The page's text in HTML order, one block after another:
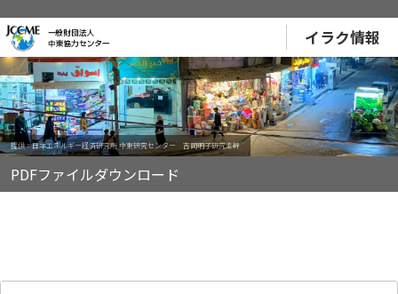
イラク情報
提供：日本エネルギー経済研究所 中東研究センター 吉岡明子研究主幹
PDFファイルダウンロード